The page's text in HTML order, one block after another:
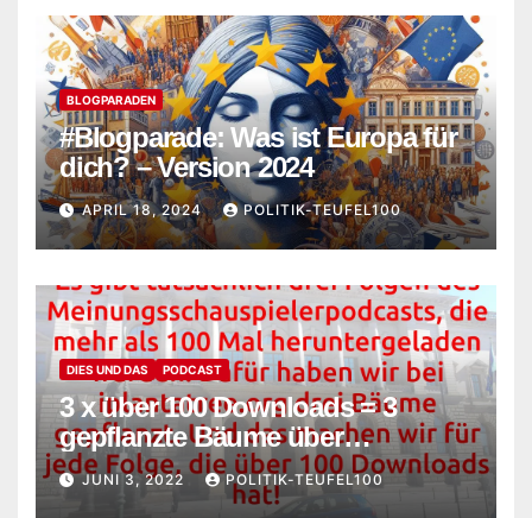
BLOGPARADEN
#Blogparade: Was ist Europa für
dich? – Version 2024
APRIL 18, 2024 POLITIK-TEUFEL100
DIES UND DAS PODCAST
3 x über 100 Downloads = 3
gepflanzte Bäume über
iplantatree.org
JUNI 3, 2022 POLITIK-TEUFEL100